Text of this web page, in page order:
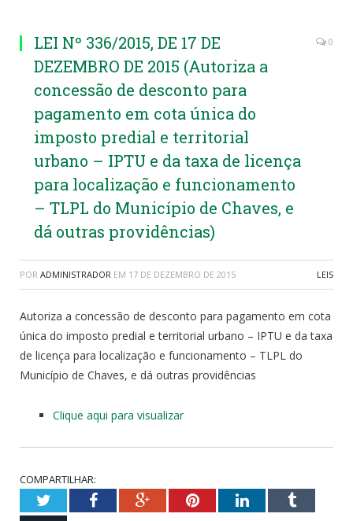
LEI Nº 336/2015, DE 17 DE
DEZEMBRO DE 2015 (Autoriza a
concessão de desconto para
pagamento em cota única do
imposto predial e territorial
urbano – IPTU e da taxa de licença
para localização e funcionamento
– TLPL do Município de Chaves, e
dá outras providências)
0
POR ADMINISTRADOR EM 17 DE DEZEMBRO DE 2015 LEIS
Autoriza a concessão de desconto para pagamento em cota
única do imposto predial e territorial urbano – IPTU e da taxa
de licença para localização e funcionamento – TLPL do
Município de Chaves, e dá outras providências
Clique aqui para visualizar
COMPARTILHAR:
TwitterFacebookGoogle+PinterestLinkedInTumblr